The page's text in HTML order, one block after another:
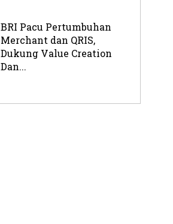
BRI Pacu Pertumbuhan
Merchant dan QRIS,
Dukung Value Creation
Dan...